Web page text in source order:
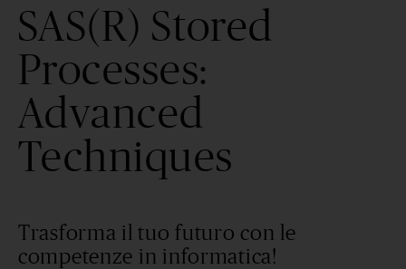
SAS(R) Stored
Processes:
Advanced
Techniques
Trasforma il tuo futuro con le
competenze in informatica!